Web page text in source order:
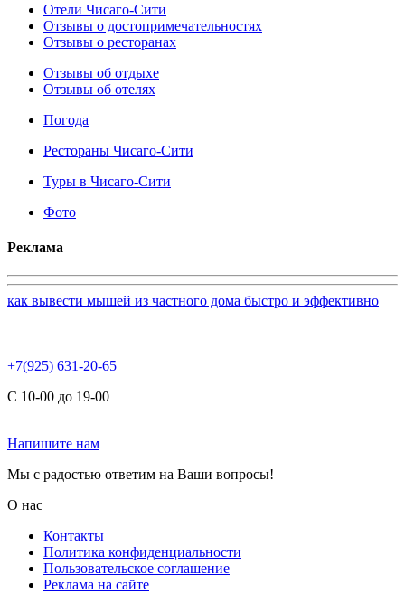
Отели Чисаго-Сити
Отзывы о достопримечательностях
Отзывы о ресторанах
Отзывы об отдыхе
Отзывы об отелях
Погода
Рестораны Чисаго-Сити
Туры в Чисаго-Сити
Фото
Реклама
как вывести мышей из частного дома быстро и эффективно
+7(925) 631-20-65
С 10-00 до 19-00
Напишите нам
Мы с радостью ответим на Ваши вопросы!
О нас
Контакты
Политика конфиденциальности
Пользовательское соглашение
Реклама на сайте